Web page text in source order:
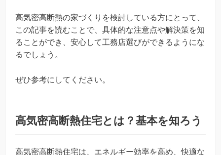
高気密高断熱の家づくりを検討している方にとって、
この記事を読むことで、具体的な注意点や解決策を知
ることができ、安心して工務店選びができるようにな
るでしょう。
ぜひ参考にしてください。
高気密高断熱住宅とは？基本を知ろう
高気密高断熱住宅は、エネルギー効率を高め、快適な